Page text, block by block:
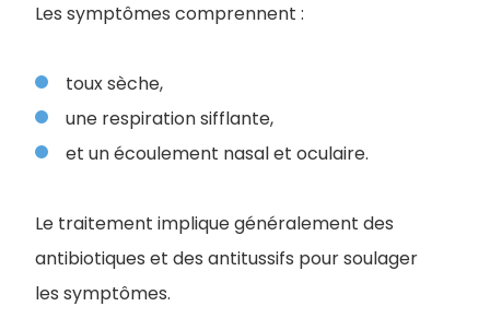
Les symptômes comprennent :
toux sèche,
une respiration sifflante,
et un écoulement nasal et oculaire.
Le traitement implique généralement des
antibiotiques et des antitussifs pour soulager
les symptômes.